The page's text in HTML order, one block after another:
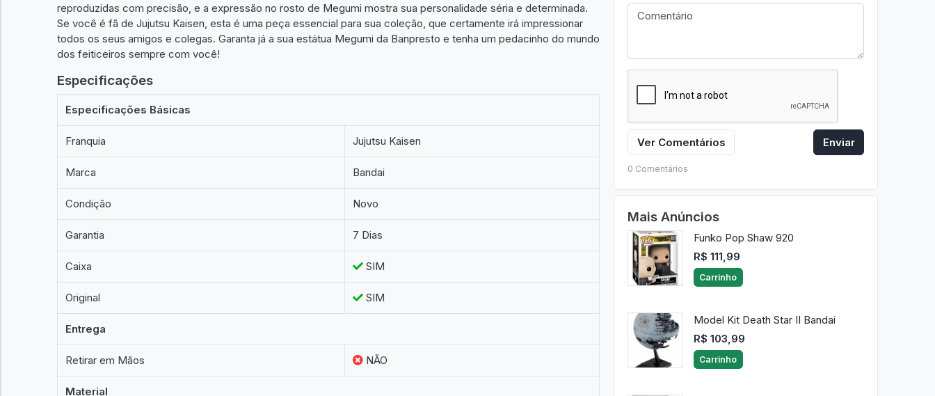
reproduzidas com precisão, e a expressão no rosto de Megumi mostra sua personalidade séria e determinada.
Se você é fã de Jujutsu Kaisen, esta é uma peça essencial para sua coleção, que certamente irá impressionar
todos os seus amigos e colegas. Garanta já a sua estátua Megumi da Banpresto e tenha um pedacinho do mundo
dos feiticeiros sempre com você!
Especificações
Especificações Básicas
Franquia Jujutsu Kaisen
Marca Bandai
Condição Novo
Garantia 7 Dias
Caixa SIM
Original SIM
Entrega
Retirar em Mãos NÃO
Material
Ver Comentários Enviar
0 Comentários
Mais Anúncios
Funko Pop Shaw 920
R$ 111,99
Carrinho
Model Kit Death Star II Bandai
R$ 103,99
Carrinho